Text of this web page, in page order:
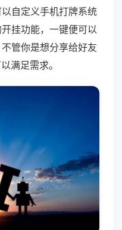
自定义手机打牌系统
挂功能，一键便可以
管你是想分享给好友
满足需求。